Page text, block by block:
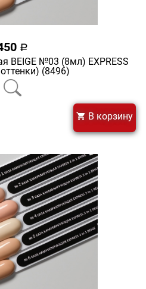
a
BEIGE №03 (8мл) EXPRESS
(8496)
В корзину